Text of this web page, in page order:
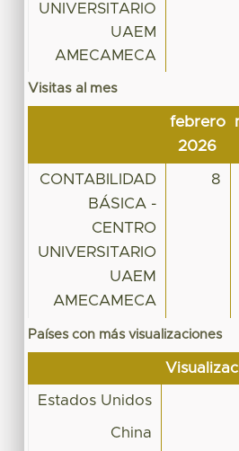
UNIVERSITARIO
UAEM
AMECAMECA
Visitas al mes
febrero
2026
CONTABILIDAD
BÁSICA -
CENTRO
UNIVERSITARIO
UAEM
AMECAMECA
8
Países con más visualizaciones
Estados Unidos
China